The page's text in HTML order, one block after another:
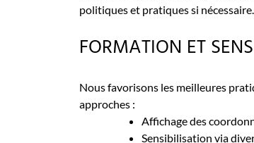
politiques et pratiques si nécessaire.
FORMATION ET
Nous favorisons les meilleures
approches :
Affichage des
Sensibilisation via